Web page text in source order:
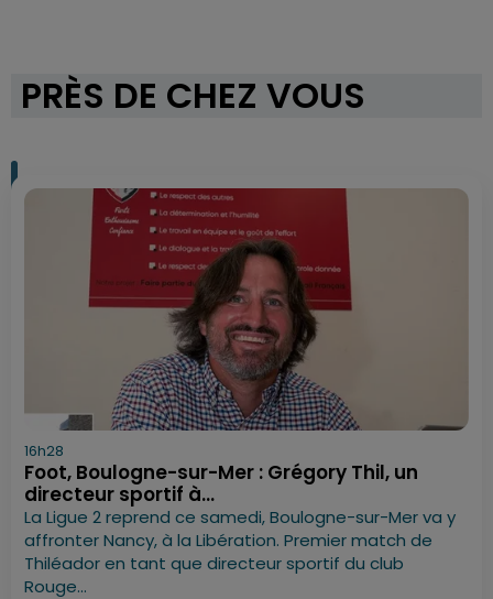
PRÈS DE CHEZ VOUS
16h28
Foot, Boulogne-sur-Mer : Grégory Thil, un
directeur sportif à...
La Ligue 2 reprend ce samedi, Boulogne-sur-Mer va y
affronter Nancy, à la Libération. Premier match de
Thiléador en tant que directeur sportif du club
Rouge...